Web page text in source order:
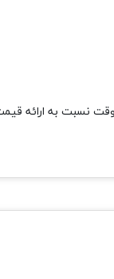
نسبت به ارائه